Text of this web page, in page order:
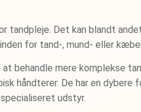
tandpleje. Det kan blandt
for tand-, mund- eller
behandle mere komplekse
håndterer. De har en dybere
udstyr.